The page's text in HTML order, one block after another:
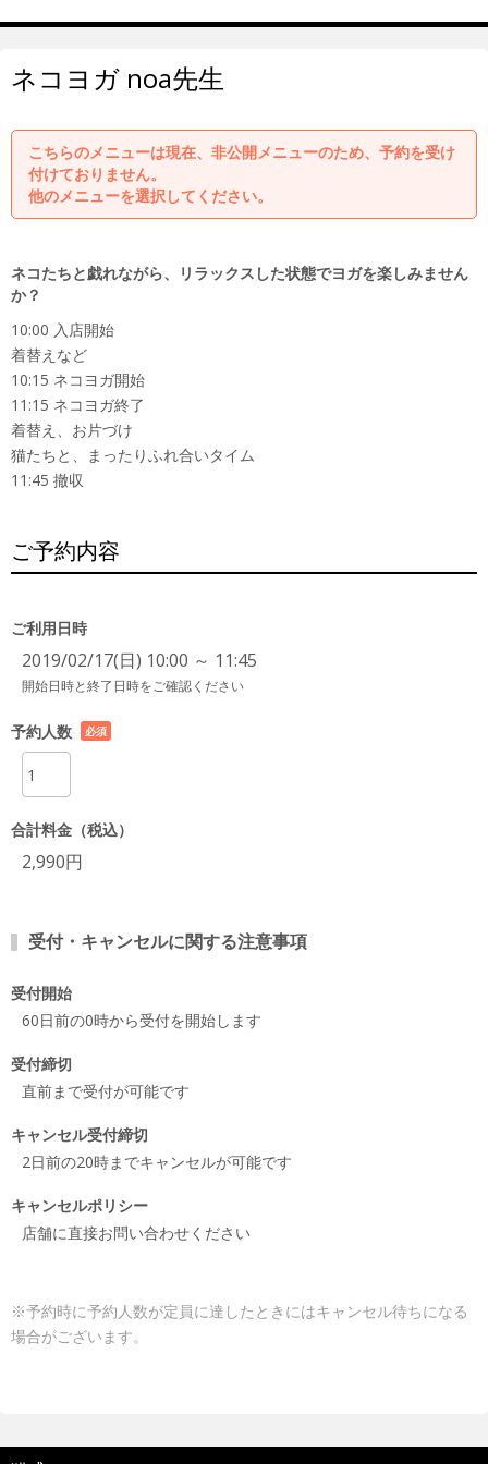
ネコヨガ noa先生
こちらのメニューは現在、非公開メニューのため、予約を受け
付けておりません。
他のメニューを選択してください。
ネコたちと戯れながら、リラックスした状態でヨガを楽しみません
か？
10:00 入店開始
着替えなど
10:15 ネコヨガ開始
11:15 ネコヨガ終了
着替え、お片づけ
猫たちと、まったりふれ合いタイム
11:45 撤収
ご予約内容
ご利用日時
2019/02/17(日) 10:00 ～ 11:45
開始日時と終了日時をご確認ください
予約人数
必須
合計料金（税込）
2,990円
受付・キャンセルに関する注意事項
受付開始
60日前の0時から受付を開始します
受付締切
直前まで受付が可能です
キャンセル受付締切
2日前の20時までキャンセルが可能です
キャンセルポリシー
店舗に直接お問い合わせください
※予約時に予約人数が定員に達したときにはキャンセル待ちになる
場合がございます。